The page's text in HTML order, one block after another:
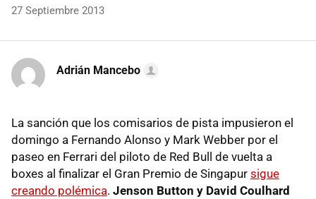
27 Septiembre 2013
Adrián Mancebo
La sanción que los comisarios de pista impusieron el
domingo a Fernando Alonso y Mark Webber por el
paseo en Ferrari del piloto de Red Bull de vuelta a
boxes al finalizar el Gran Premio de Singapur sigue
creando polémica. Jenson Button y David Coulhard